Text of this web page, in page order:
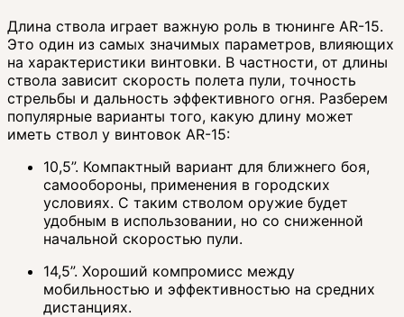
Длина ствола играет важную роль в тюнинге AR-15.
Это один из самых значимых параметров, влияющих
на характеристики винтовки. В частности, от длины
ствола зависит скорость полета пули, точность
стрельбы и дальность эффективного огня. Разберем
популярные варианты того, какую длину может
иметь ствол у винтовок AR-15:
10,5”. Компактный вариант для ближнего боя,
самообороны, применения в городских
условиях. С таким стволом оружие будет
удобным в использовании, но со сниженной
начальной скоростью пули.
14,5”. Хороший компромисс между
мобильностью и эффективностью на средних
дистанциях.